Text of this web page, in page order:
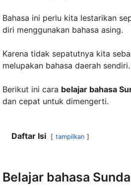
Bahasa ini perlu kita lestarikan
diri menggunakan bahasa asing.
Karena tidak sepatutnya kita
melupakan bahasa daerah sendiri.
Berikut ini cara belajar bahasa
dan cepat untuk dimengerti.
Daftar Isi tampilkan
Belajar bahasa Sunda